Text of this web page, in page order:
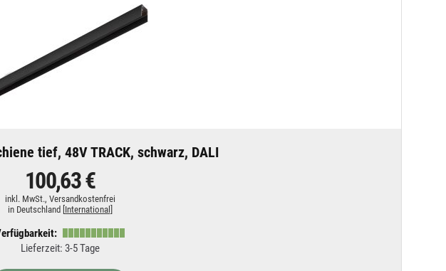
tief, 48V TRACK, schwarz, DALI
100,63 €
inkl. MwSt., Versandkostenfrei
in Deutschland [ International
Lieferzeit: 3-5 Tage